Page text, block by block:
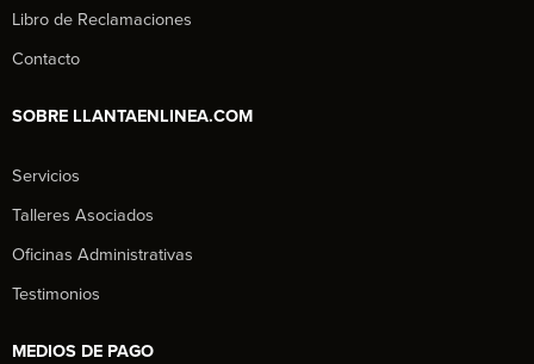
Libro de Reclamaciones
Contacto
SOBRE LLANTAENLINEA.COM
Servicios
Talleres Asociados
Oficinas Administrativas
Testimonios
MEDIOS DE PAGO